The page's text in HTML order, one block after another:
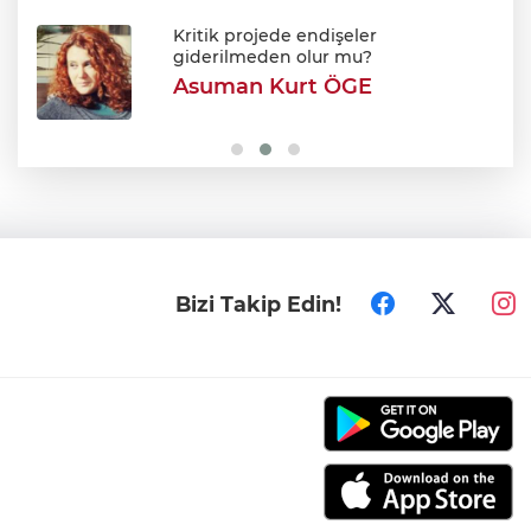
Erdoğan: Terör tehdidinden kalıcı olarak
Kritik projede endişeler
giderilmeden olur mu?
Asuman Kurt ÖGE
Bizi Takip Edin!